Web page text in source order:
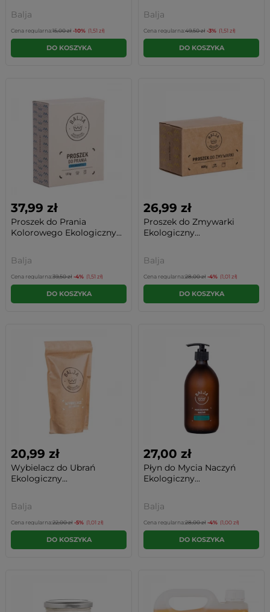
Balja
Cena regularna:15,00 zł -10% (1,51 zł)
DO KOSZYKA
Balja
Cena regularna:49,50 zł -3% (1,51 zł)
DO KOSZYKA
37,99 zł
Proszek do Prania
Kolorowego Ekologiczny...
Balja
Cena regularna:39,50 zł -4% (1,51 zł)
DO KOSZYKA
26,99 zł
Proszek do Zmywarki
Ekologiczny...
Balja
Cena regularna:28,00 zł -4% (1,01 zł)
DO KOSZYKA
20,99 zł
Wybielacz do Ubrań
Ekologiczny...
Balja
Cena regularna:22,00 zł -5% (1,01 zł)
DO KOSZYKA
27,00 zł
Płyn do Mycia Naczyń
Ekologiczny...
Balja
Cena regularna:28,00 zł -4% (1,00 zł)
DO KOSZYKA